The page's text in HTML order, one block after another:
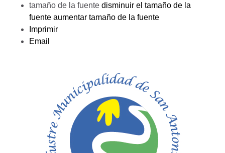
tamaño de la fuente disminuir el tamaño de la
fuente aumentar tamaño de la fuente
Imprimir
Email